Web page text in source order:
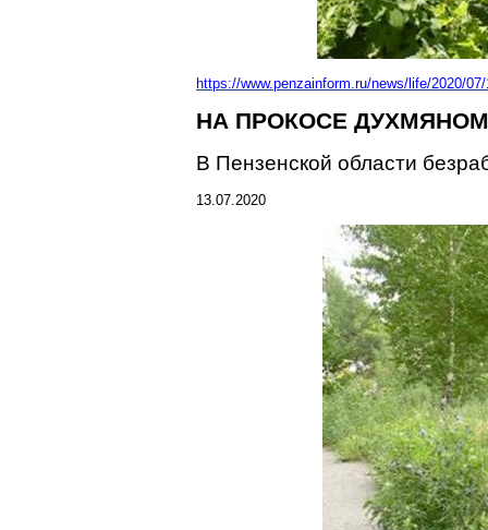
https://www.penzainform.ru/news/life/2020/
НА ПРОКОСЕ
В Пензенской области
13.07.2020